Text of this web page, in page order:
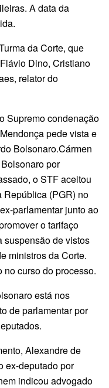
A data da
da Corte, que
Dino, Cristiano
relator do
Supremo condenação
pede vista e
Bolsonaro.Cármen
por
o STF aceitou
República (PGR) no
parlamentar junto ao
o tarifaço
suspensão de vistos
ministros da Corte.
curso do processo.
está nos
de parlamentar por
Alexandre de
ex-deputado por
indicou advogado